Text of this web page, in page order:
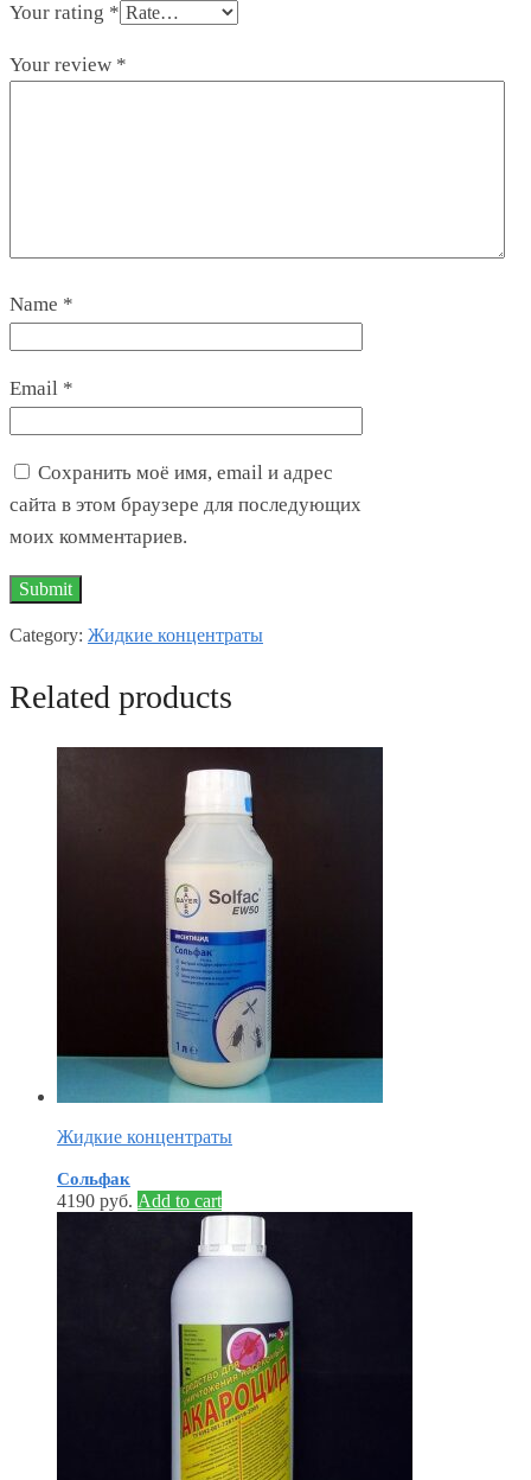
Your rating *
Your review *
Name *
Email *
Сохранить моё имя, email и адрес
сайта в этом браузере для последующих
моих комментариев.
Category: Жидкие концентраты
Related products
Жидкие концентраты
Сольфак
4190 руб. Add to cart